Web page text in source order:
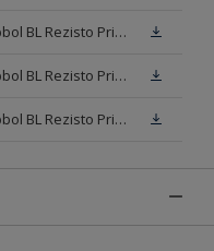
Veiligheidsinformatieblad Rubbol BL Rezisto Primer N00 (MSDS)
Veiligheidsinformatieblad Rubbol BL Rezisto Primer White (MSDS)
Veiligheidsinformatieblad Rubbol BL Rezisto Primer W05 (MSDS)